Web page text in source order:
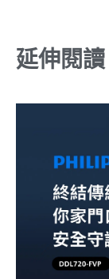
延伸閱讀